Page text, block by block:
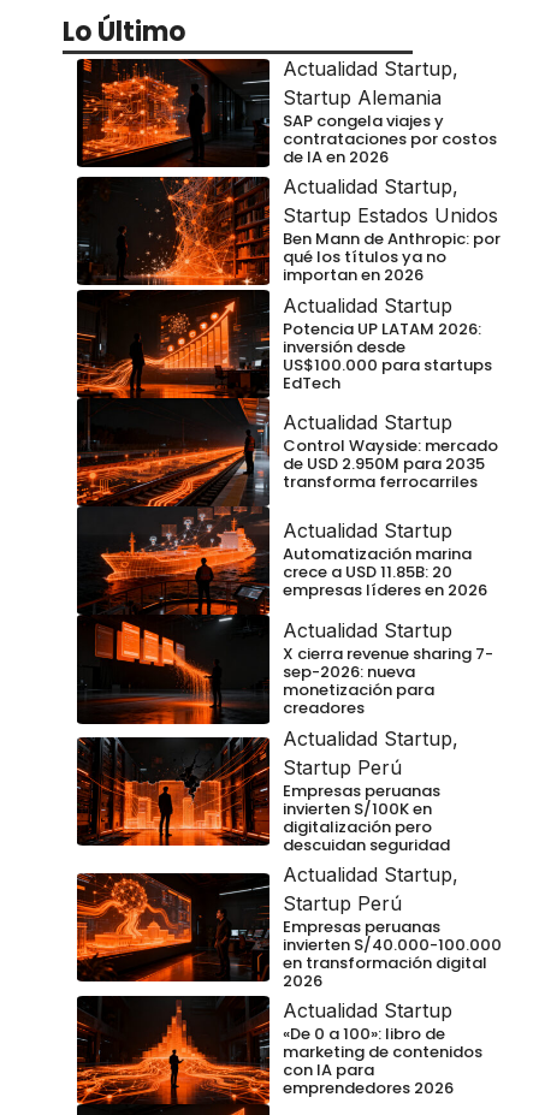
Lo Último
Actualidad Startup,
Startup Alemania
SAP congela viajes y
contrataciones por costos
de IA en 2026
Actualidad Startup,
Startup Estados Unidos
Ben Mann de Anthropic: por
qué los títulos ya no
importan en 2026
Actualidad Startup
Potencia UP LATAM 2026:
inversión desde
US$100.000 para startups
EdTech
Actualidad Startup
Control Wayside: mercado
de USD 2.950M para 2035
transforma ferrocarriles
Actualidad Startup
Automatización marina
crece a USD 11.85B: 20
empresas líderes en 2026
Actualidad Startup
X cierra revenue sharing 7-
sep-2026: nueva
monetización para
creadores
Actualidad Startup,
Startup Perú
Empresas peruanas
invierten S/100K en
digitalización pero
descuidan seguridad
Actualidad Startup,
Startup Perú
Empresas peruanas
invierten S/40.000-100.000
en transformación digital
2026
Actualidad Startup
«De 0 a 100»: libro de
marketing de contenidos
con IA para
emprendedores 2026